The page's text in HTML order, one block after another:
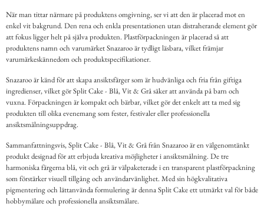
När man tittar närmare på produktens omgivning, ser vi att den är placerad mot en
enkel vit bakgrund. Den rena och enkla presentationen utan distraherande element gör
att fokus ligger helt på själva produkten. Plastförpackningen är placerad så att
produktens namn och varumärket Snazaroo är tydligt läsbara, vilket främjar
varumärkeskännedom och produktspecifikationer.
Snazaroo är känd för att skapa ansiktsfärger som är hudvänliga och fria från giftiga
ingredienser, vilket gör Split Cake - Blå, Vit & Grå säker att använda på barn och
vuxna. Förpackningen är kompakt och bärbar, vilket gör det enkelt att ta med sig
produkten till olika evenemang som fester, festivaler eller professionella
ansiktsmålningsuppdrag.
Sammanfattningsvis, Split Cake - Blå, Vit & Grå från Snazaroo är en välgenomtänkt
produkt designad för att erbjuda kreativa möjligheter i ansiktsmålning. De tre
harmoniska färgerna blå, vit och grå är välpaketerade i en transparent plastförpackning
som förstärker visuell tillgång och användarvänlighet. Med sin högkvalitativa
pigmentering och lättanvända formulering är denna Split Cake ett utmärkt val för både
hobbymålare och professionella ansiktsmålare.